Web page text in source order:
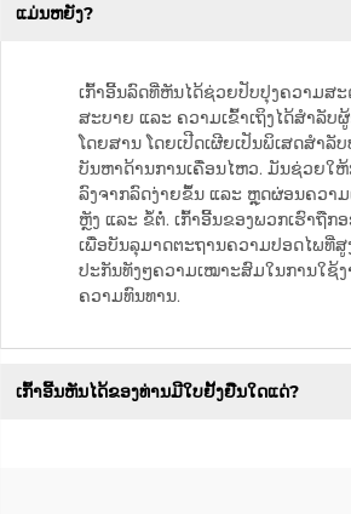
ແມ່ນຫຍັງ?
ເກົ້າອີ້ນລົດທີ່ຫັນໄດ້ຊ່ວຍປັບປຸງຄວາມສ
ສະບາຍ ແລະ ຄວາມເຂົ້າເຖິງໄດ້ສຳລັບ
ໂດຍສານ ໂດຍເປີດເຜີຍເປັນພິເສດສຳລັ
ບັນຫາດ້ານການເຄື່ອນໄຫວ. ມັນຊ່ວຍໃ
ລົງຈາກລົດງ່າຍຂຶ້ນ ແລະ ຫຼຸດຜ່ອນຄວາມ
ຫຼັງ ແລະ ຂໍ້ຕໍ່. ເກົ້າອີ້ນຂອງພວກເຮົາຖືກ
ເພື່ອບັນລຸມາດຕະຖານຄວາມປອດໄພທີ່ສູ
ປະກັນທັງໆຄວາມເໝາະສົມໃນການໃຊ້
ຄວາມທົນທານ.
ເກົ້າອີ້ນຫັນໄດ້ຂອງທ່ານມີໃບຢັ້ງຢືນໃດແດ່?